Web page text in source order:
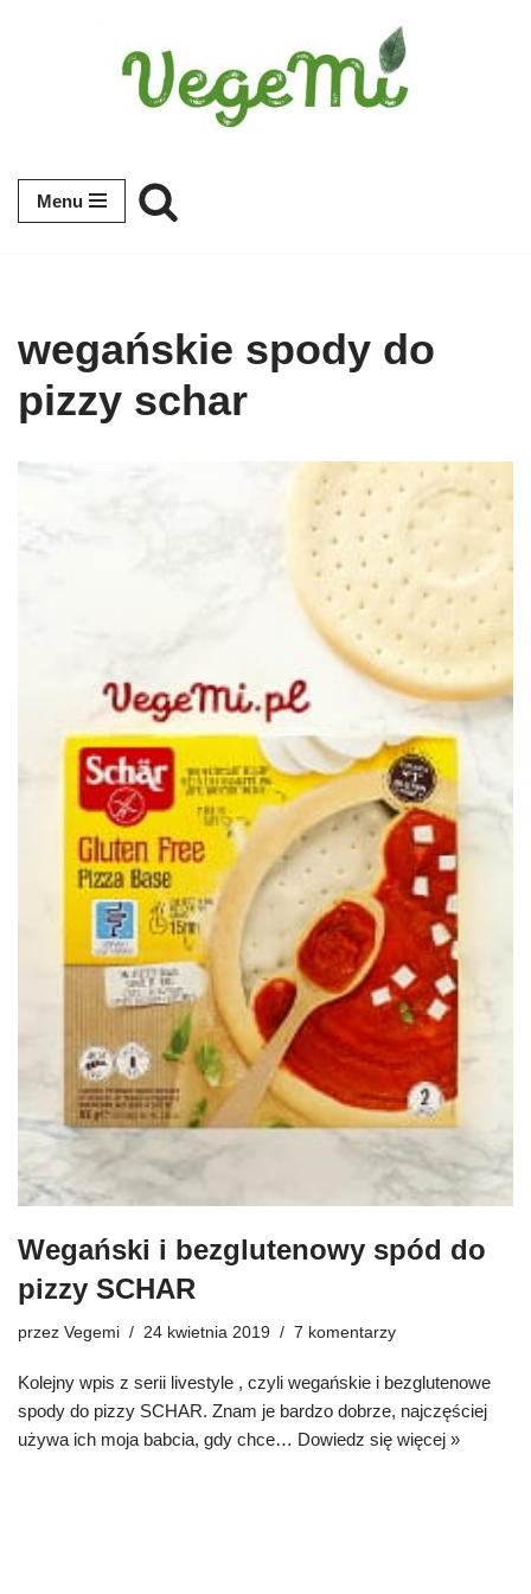
Menu
wegańskie spody do
pizzy schar
Wegański i bezglutenowy spód do
pizzy SCHAR
przez Vegemi 24 kwietnia 2019 7 komentarzy
Kolejny wpis z serii livestyle , czyli wegańskie i bezglutenowe
spody do pizzy SCHAR. Znam je bardzo dobrze, najczęściej
używa ich moja babcia, gdy chce… Dowiedz się więcej »